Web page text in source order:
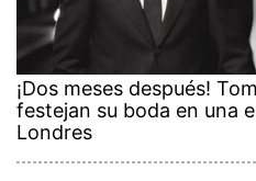
¡Dos meses después!
festejan su boda en una
Londres